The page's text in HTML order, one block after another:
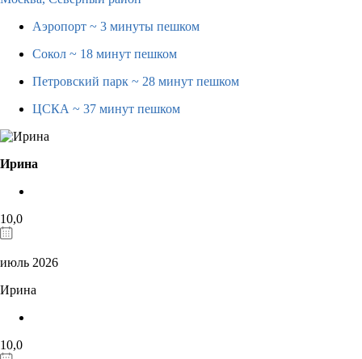
Аэропорт ~ 3 минуты пешком
Сокол ~ 18 минут пешком
Петровский парк ~ 28 минут пешком
ЦСКА ~ 37 минут пешком
Ирина
10,0
июль 2026
Ирина
10,0